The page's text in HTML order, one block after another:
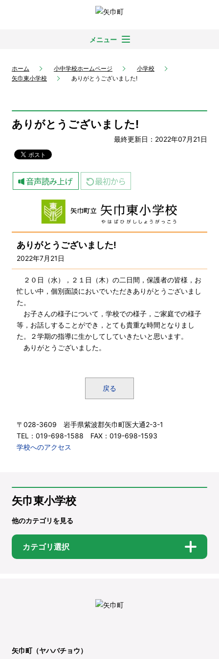
メニュー
ホーム 小中学校ホームページ
小学校
矢巾東小学校
ありがとうございました!
ありがとうございました!
最終更新日：2022年07月21日
ありがとうございました!
2022年7月21日
２０日（水），２１日（木）の二日間，保護者の皆様，お
忙しい中，個別面談においでいただきありがとうございまし
た。
お子さんの様子について，学校での様子，ご家庭での様子
等，お話しすることができ，とても貴重な時間となりまし
た。２学期の指導に生かしてしていきたいと思います。
ありがとうございました。
戻る
〒028-3609 岩手県紫波郡矢巾町医大通2-3-1
TEL：019-698-1588 FAX：019-698-1593
学校へのアクセス
矢巾東小学校
他のカテゴリを見る
カテゴリ選択
矢巾町（ヤハバチョウ）